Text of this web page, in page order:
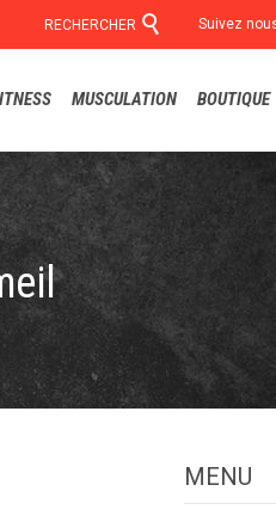
RECHERCHER  Suivez
MUSCULATION BOUTIQUE
MENU